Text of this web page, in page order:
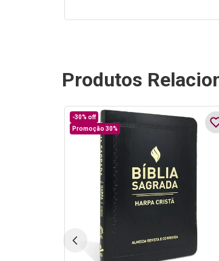
Produtos
-30% off
Promoção 30%